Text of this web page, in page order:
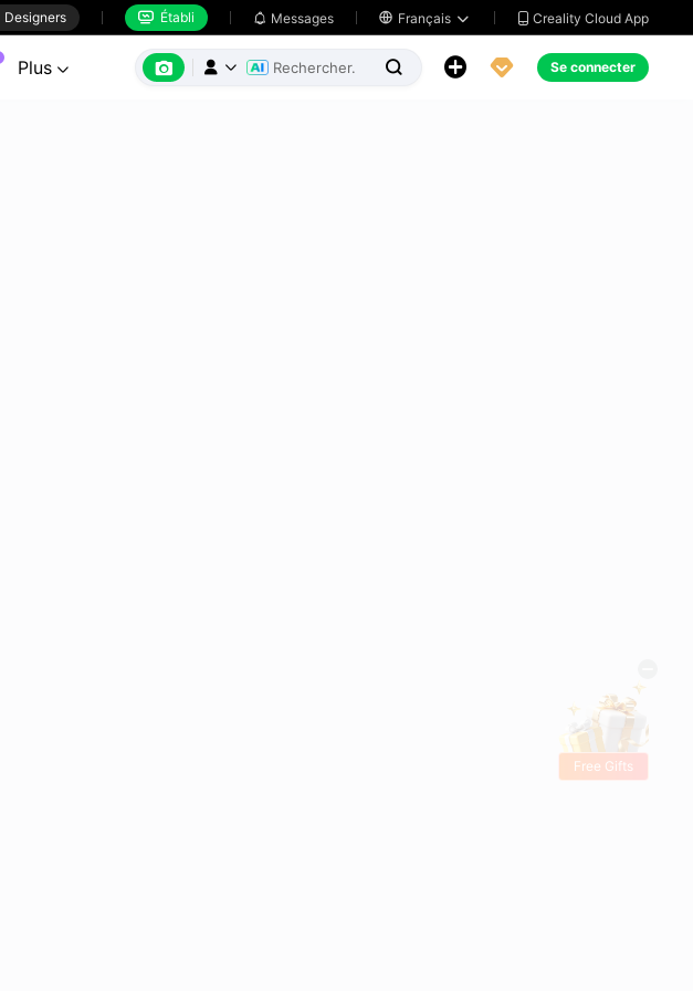
Designers  Établi  Messages  Français   Creality Cloud App
Plus        Se connecter
Free Gifts